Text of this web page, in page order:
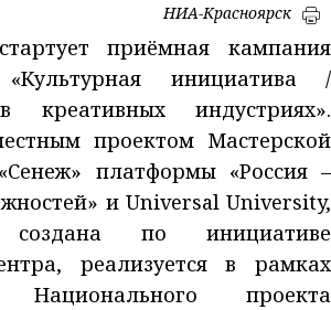
НИА-Красноярск
приёмная кампания
инициатива /
креативных индустриях».
проектом Мастерской
платформы «Россия –
и Universal University,
создана по инициативе
реализуется в рамках
Национального проекта